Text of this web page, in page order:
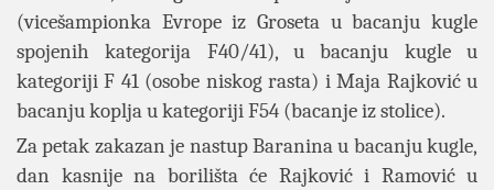
(vicešampionka Evrope iz Groseta u bacanju kugle
spojenih kategorija F40/41), u bacanju kugle u
kategoriji F 41 (osobe niskog rasta) i Maja Rajković u
bacanju koplja u kategoriji F54 (bacanje iz stolice).
Za petak zakazan je nastup Baranina u bacanju kugle,
dan kasnije na borilišta će Rajković i Ramović u